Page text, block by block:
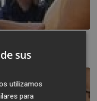
del PSOE
valencianos
sus
utilizamos
para